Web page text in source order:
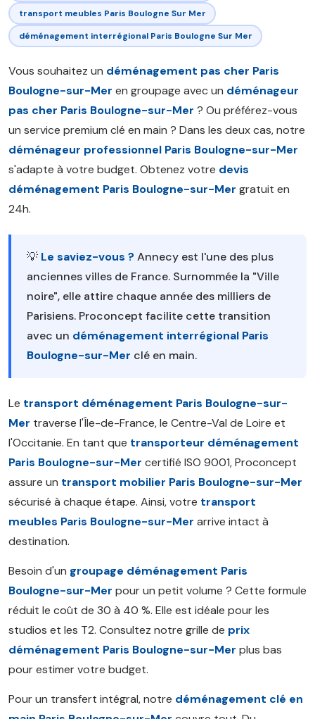
transport meubles Paris Boulogne Sur Mer
déménagement interrégional Paris Boulogne Sur Mer
Vous souhaitez un déménagement pas cher Paris
Boulogne-sur-Mer en groupage avec un déménageur
pas cher Paris Boulogne-sur-Mer ? Ou préférez-vous
un service premium clé en main ? Dans les deux cas, notre
déménageur professionnel Paris Boulogne-sur-Mer
s'adapte à votre budget. Obtenez votre devis
déménagement Paris Boulogne-sur-Mer gratuit en
24h.
💡 Le saviez-vous ? Annecy est l'une des plus
anciennes villes de France. Surnommée la "Ville
noire", elle attire chaque année des milliers de
Parisiens. Proconcept facilite cette transition
avec un déménagement interrégional Paris
Boulogne-sur-Mer clé en main.
Le transport déménagement Paris Boulogne-sur-
Mer traverse l'Île-de-France, le Centre-Val de Loire et
l'Occitanie. En tant que transporteur déménagement
Paris Boulogne-sur-Mer certifié ISO 9001, Proconcept
assure un transport mobilier Paris Boulogne-sur-Mer
sécurisé à chaque étape. Ainsi, votre transport
meubles Paris Boulogne-sur-Mer arrive intact à
destination.
Besoin d'un groupage déménagement Paris
Boulogne-sur-Mer pour un petit volume ? Cette formule
réduit le coût de 30 à 40 %. Elle est idéale pour les
studios et les T2. Consultez notre grille de prix
déménagement Paris Boulogne-sur-Mer plus bas
pour estimer votre budget.
Pour un transfert intégral, notre déménagement clé en